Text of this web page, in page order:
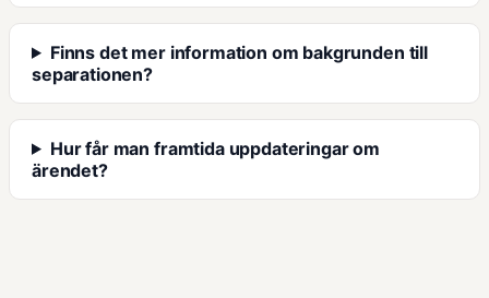
Finns det mer information om bakgrunden till
separationen?
Hur får man framtida uppdateringar om
ärendet?